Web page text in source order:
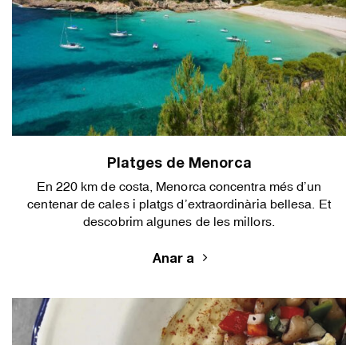
Platges de Menorca
En 220 km de costa, Menorca concentra més d’un
centenar de cales i platgs d’extraordinària bellesa. Et
descobrim algunes de les millors.
Anar a